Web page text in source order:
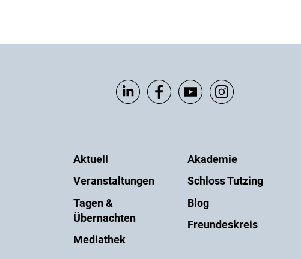
Aktuell
Veranstaltungen
Tagen &
Übernachten
Mediathek
Akademie
Schloss Tutzing
Blog
Freundeskreis